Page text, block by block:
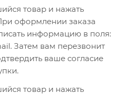
товар и нажать
оформлении заказа
информацию в поля:
Затем вам перезвонит
ваше согласие
товар и нажать